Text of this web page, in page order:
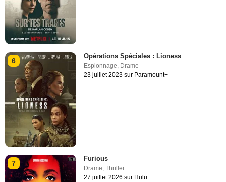
6
Opérations Spéciales : Lioness
Espionnage, Drame
23 juillet 2023 sur Paramount+
7
Furious
Drame,Thriller
27 juillet 2026 sur Hulu